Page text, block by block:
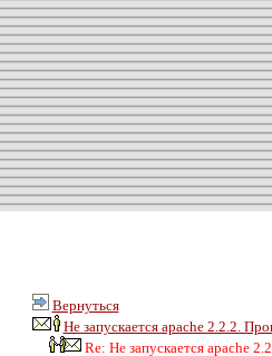
Вернуться
Не запускается apache 2.2.2.
Re: Не запускается apache